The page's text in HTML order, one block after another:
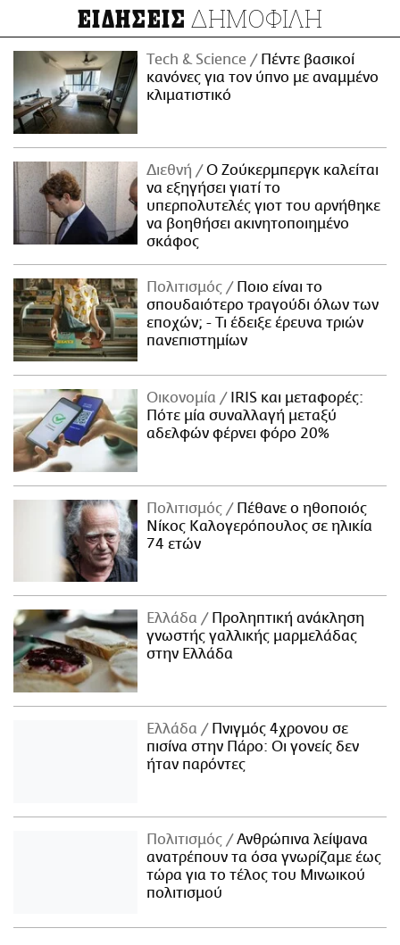
ΕΙΔΗΣΕΙΣ ΔΗΜΟΦΙΛΗ
Τech & Science
Πέντε βασικοί
κανόνες για τον ύπνο με αναμμένο
κλιματιστικό
Διεθνή
Ο Ζούκερμπεργκ καλείται
να εξηγήσει γιατί το
υπερπολυτελές γιοτ του αρνήθηκε
να βοηθήσει ακινητοποιημένο
σκάφος
Πολιτισμός
Ποιο είναι το
σπουδαιότερο τραγούδι όλων των
εποχών; - Τι έδειξε έρευνα τριών
πανεπιστημίων
Οικονομία
IRIS και μεταφορές:
Πότε μία συναλλαγή μεταξύ
αδελφών φέρνει φόρο 20%
Πολιτισμός
Πέθανε ο ηθοποιός
Νίκος Καλογερόπουλος σε ηλικία
74 ετών
Ελλάδα
Προληπτική ανάκληση
γνωστής γαλλικής μαρμελάδας
στην Ελλάδα
Ελλάδα
Πνιγμός 4χρονου σε
πισίνα στην Πάρο: Οι γονείς δεν
ήταν παρόντες
Πολιτισμός
Ανθρώπινα λείψανα
ανατρέπουν τα όσα γνωρίζαμε έως
τώρα για το τέλος του Μινωικού
πολιτισμού